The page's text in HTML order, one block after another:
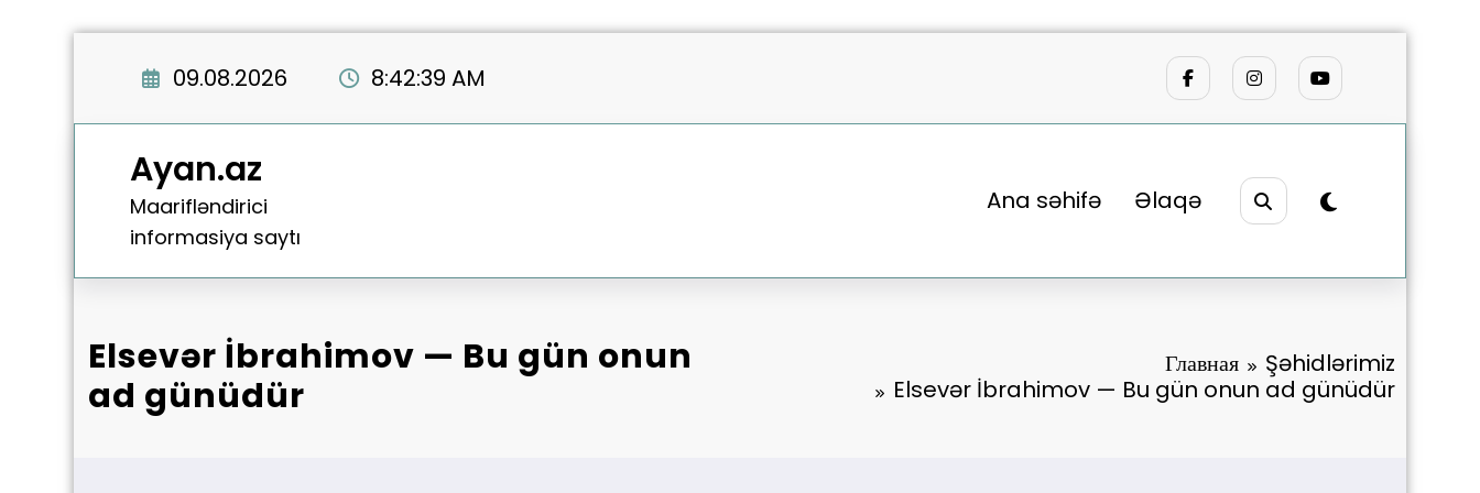
09.08.2026 8:42:40 AM
Ayan.az
Maarifləndirici
informasiya saytı
Ana səhifə Əlaqə
Elsevər İbrahimov — Bu gün onun
ad günüdür
Главная
Şəhidlərimiz
Elsevər İbrahimov — Bu gün onun ad günüdür